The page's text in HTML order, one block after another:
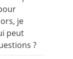
je
peut
?